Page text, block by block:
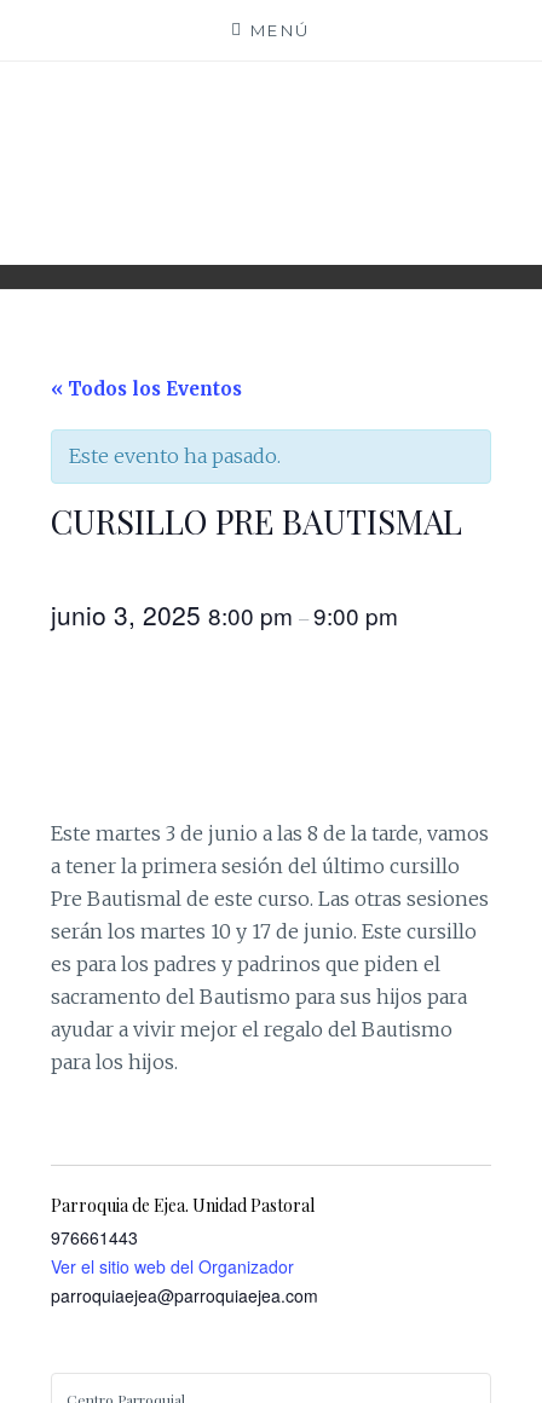
MENÚ
« Todos los Eventos
Este evento ha pasado.
CURSILLO PRE BAUTISMAL
junio 3, 20258:00 pm–9:00 pm
Este martes 3 de junio a las 8 de la tarde, vamos
a tener la primera sesión del último cursillo
Pre Bautismal de este curso. Las otras sesiones
serán los martes 10 y 17 de junio. Este cursillo
es para los padres y padrinos que piden el
sacramento del Bautismo para sus hijos para
ayudar a vivir mejor el regalo del Bautismo
para los hijos.
Parroquia de Ejea. Unidad Pastoral
976661443
Ver el sitio web del Organizador
parroquiaejea@parroquiaejea.com
Centro Parroquial